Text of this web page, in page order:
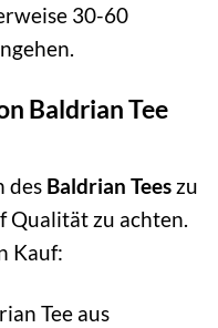
30-60
Baldrian Tee
des Baldrian Tees zu
Qualität zu achten.
Kauf:
Tee aus